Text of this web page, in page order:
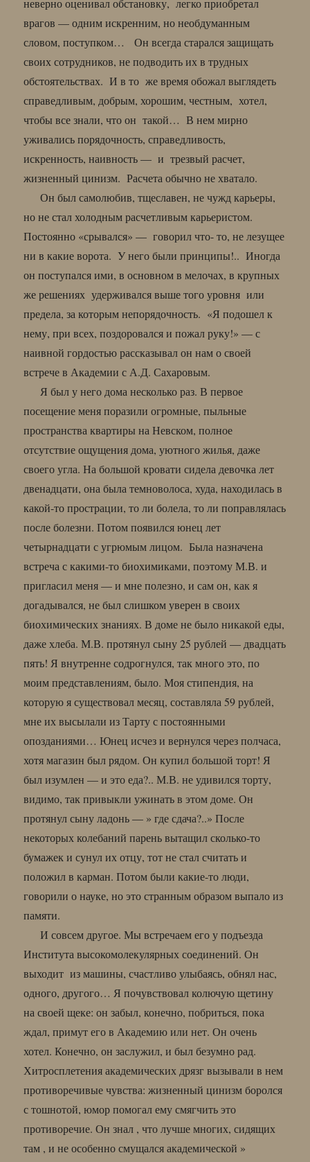
неверно оценивал обстановку, легко приобретал
врагов — одним искренним, но необдуманным
словом, поступком… Он всегда старался защищать
своих сотрудников, не подводить их в трудных
обстоятельствах. И в то же время обожал выглядеть
справедливым, добрым, хорошим, честным, хотел,
чтобы все знали, что он такой… В нем мирно
уживались порядочность, справедливость,
искренность, наивность — и трезвый расчет,
жизненный цинизм. Расчета обычно не хватало.
Он был самолюбив, тщеславен, не чужд карьеры,
но не стал холодным расчетливым карьеристом.
Постоянно «срывался» — говорил что- то, не лезущее
ни в какие ворота. У него были принципы!.. Иногда
он поступался ими, в основном в мелочах, в крупных
же решениях удерживался выше того уровня или
предела, за которым непорядочность. «Я подошел к
нему, при всех, поздоровался и пожал руку!» — с
наивной гордостью рассказывал он нам о своей
встрече в Академии с А.Д. Сахаровым.
Я был у него дома несколько раз. В первое
посещение меня поразили огромные, пыльные
пространства квартиры на Невском, полное
отсутствие ощущения дома, уютного жилья, даже
своего угла. На большой кровати сидела девочка лет
двенадцати, она была темноволоса, худа, находилась в
какой-то прострации, то ли болела, то ли поправлялась
после болезни. Потом появился юнец лет
четырнадцати с угрюмым лицом. Была назначена
встреча с какими-то биохимиками, поэтому М.В. и
пригласил меня — и мне полезно, и сам он, как я
догадывался, не был слишком уверен в своих
биохимических знаниях. В доме не было никакой еды,
даже хлеба. М.В. протянул сыну 25 рублей — двадцать
пять! Я внутренне содрогнулся, так много это, по
моим представлениям, было. Моя стипендия, на
которую я существовал месяц, составляла 59 рублей,
мне их высылали из Тарту с постоянными
опозданиями… Юнец исчез и вернулся через полчаса,
хотя магазин был рядом. Он купил большой торт! Я
был изумлен — и это еда?.. М.В. не удивился торту,
видимо, так привыкли ужинать в этом доме. Он
протянул сыну ладонь — » где сдача?..» После
некоторых колебаний парень вытащил сколько-то
бумажек и сунул их отцу, тот не стал считать и
положил в карман. Потом были какие-то люди,
говорили о науке, но это странным образом выпало из
памяти.
И совсем другое. Мы встречаем его у подъезда
Института высокомолекулярных соединений. Он
выходит из машины, счастливо улыбаясь, обнял нас,
одного, другого… Я почувствовал колючую щетину
на своей щеке: он забыл, конечно, побриться, пока
ждал, примут его в Академию или нет. Он очень
хотел. Конечно, он заслужил, и был безумно рад.
Хитросплетения академических дрязг вызывали в нем
противоречивые чувства: жизненный цинизм боролся
с тошнотой, юмор помогал ему смягчить это
противоречие. Он знал , что лучше многих, сидящих
там , и не особенно смущался академической »